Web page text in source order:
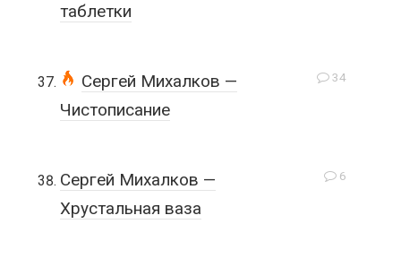
таблетки
34
Сергей Михалков —
Чистописание
6
Сергей Михалков —
Хрустальная ваза